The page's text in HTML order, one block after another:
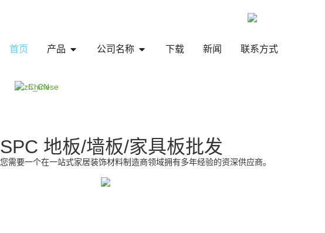
首页 产品 公司名称 下载 新闻 联系方式
Chinese
SPC 地板/墙板/家具板批发
您需要一个在一站式家居装饰材料制造商领域拥有多年经验的资深供应商。